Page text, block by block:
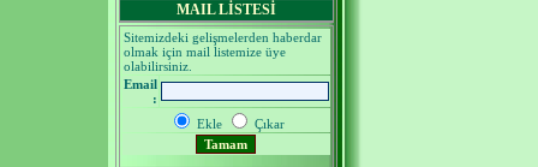
MAIL LİSTESİ
Sitemizdeki gelişmelerden haberdar
olmak için mail listemize üye
olabilirsiniz.
Email
:
Ekle
Çıkar